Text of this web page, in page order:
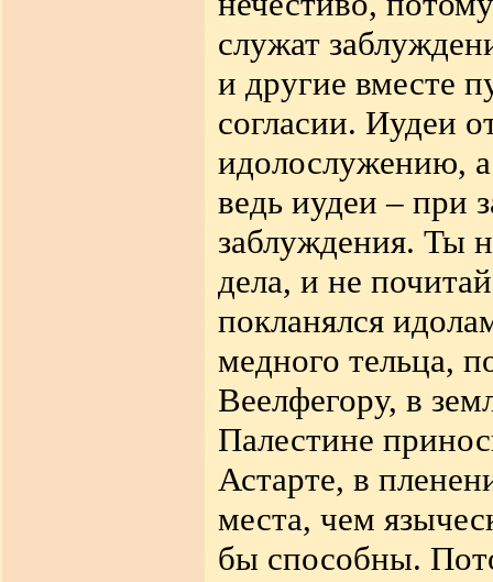
служат
и другие вместе
согласии. Иудеи
идолослужению,
ведь иудеи– при
заблуждения. Ты
дела, и не
покланялся
медного тельца,
Веелфегору, в
Палестине
Астарте, в
места, чем
бы способны.